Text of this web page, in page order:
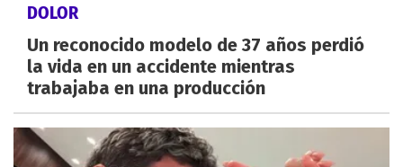
DOLOR
Un reconocido modelo de 37 años perdió
la vida en un accidente mientras
trabajaba en una producción